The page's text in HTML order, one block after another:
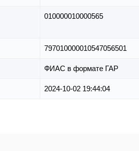
010000010000565
797010000010547056501
ФИАС в формате ГАР
2024-10-02 19:44:04